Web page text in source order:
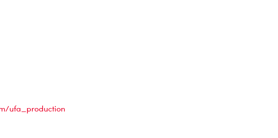
ufa_production